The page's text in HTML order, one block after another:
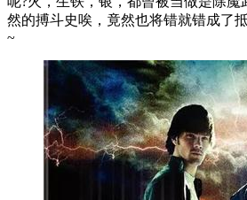
然的搏斗史唉，竟然也将错就错成了
~